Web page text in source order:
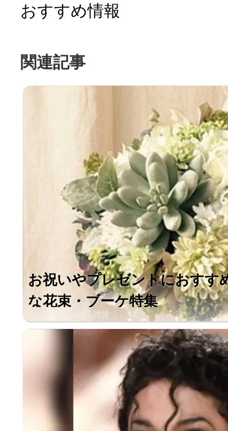
おすすめ情報
関連記事
お祝いやプレゼントにおすす
な花束・ブーケ特集
インテリア・生活雑貨